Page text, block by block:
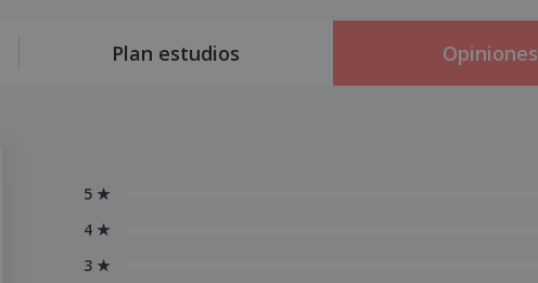
Plan estudios Opiniones
5 ★
4 ★
3 ★